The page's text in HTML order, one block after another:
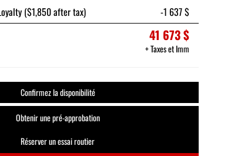
Obtenir une pré-approbation
Réserver un essai routier
($1,850 after tax)
-1 637 $
41 673 $
+ Taxes et Imm
Confirmez la disponibilité